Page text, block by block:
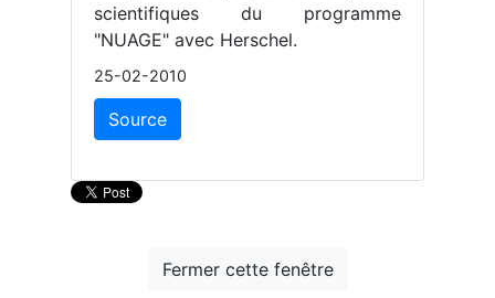
scientifiques du programme
"NUAGE" avec Herschel.
25-02-2010
Source
Fermer cette fenêtre